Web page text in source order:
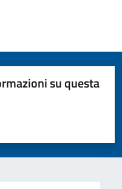
su questa
5